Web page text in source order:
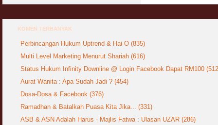
07 May 2007
Hukum Labur & Berniaga Forex (Forex
07 January 2008
17 February 2009
Subuh Tapi Masih Belum Mandi Wajib : Sah
23 August 2010
KOMEN TERBANYAK
Perbincangan Hukum Uptrend & Hai-O (835)
Multi Level Marketing Menurut Shariah (616)
Status Hukum Infinity Downline @ Login Facebook Dapat RM100
Aurat Wanita : Apa Sudah Jadi ? (454)
Dosa-Dosa & Facebook (376)
Ramadhan & Batalkah Puasa Kita Jika... (331)
ASB & ASN Adalah Harus - Majlis Fatwa : Ulasan UZAR (286)